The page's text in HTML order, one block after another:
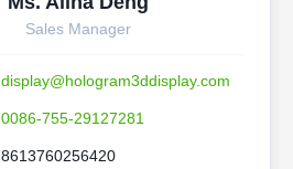
Sales Manager
display@hologram3ddisplay.com
0086-755-29127281
8613760256420